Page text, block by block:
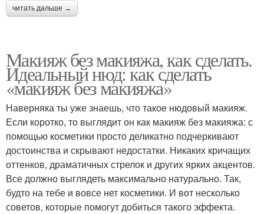
читать дальше →
Макияж без макияжа, как сделать.
Идеальный нюд: как сделать
«макияж без макияжа»
Наверняка ты уже знаешь, что такое нюдовый макияж.
Если коротко, то выглядит он как макияж без макияжа: с
помощью косметики просто деликатно подчеркивают
достоинства и скрывают недостатки. Никаких кричащих
оттенков, драматичных стрелок и других ярких акцентов.
Все должно выглядеть максимально натурально. Так,
будто на тебе и вовсе нет косметики. И вот несколько
советов, которые помогут добиться такого эффекта.